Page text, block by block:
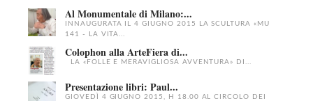
Al Monumentale di Milano:...
INNAUGURATA IL 4 GIUGNO 2015 LA SCULTURA «MU
141 - LA VITA...
Colophon alla ArteFiera di...
LA «FOLLE E MERAVIGLIOSA AVVENTURA» DI...
Presentazione libri: Paul...
GIOVEDÌ 4 GIUGNO 2015, H 18.00 AL CIRCOLO DEI